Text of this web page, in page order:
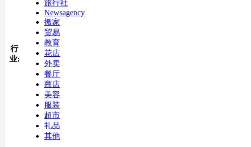
行
业:
旅行社
Newsagency
搬家
贸易
教育
花店
外卖
餐厅
商店
美容
服装
超市
礼品
其他